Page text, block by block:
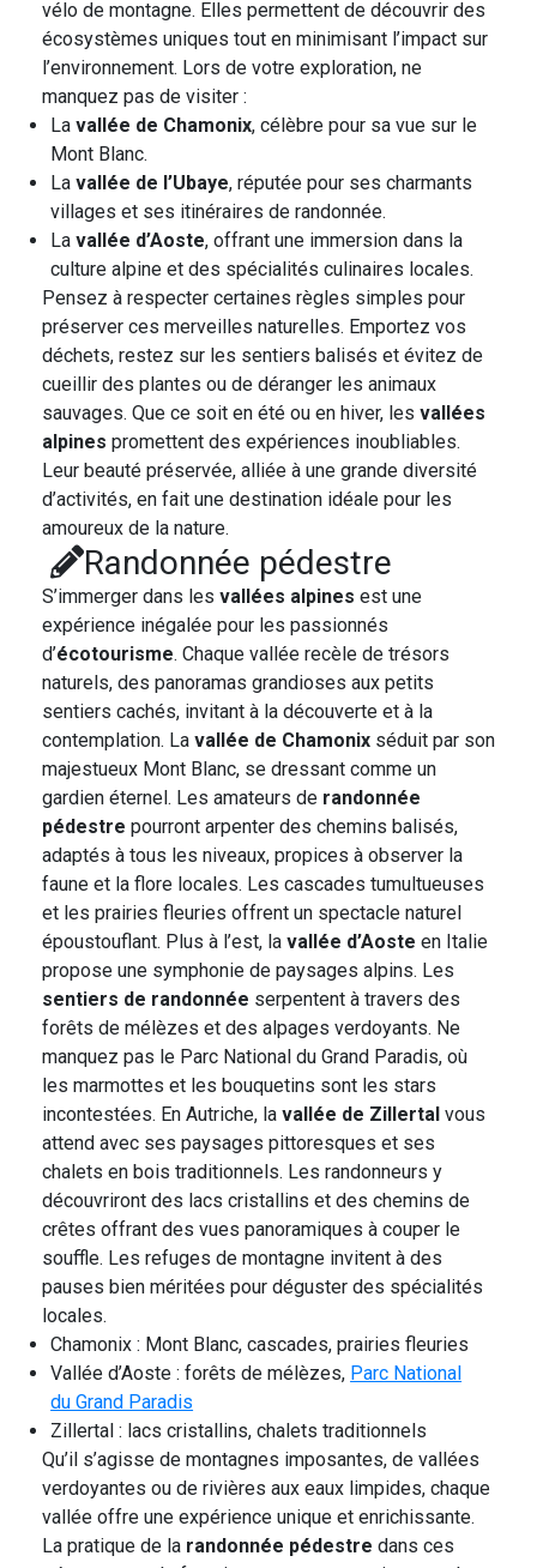
vélo de montagne. Elles permettent de découvrir des
écosystèmes uniques tout en minimisant l’impact sur
l’environnement. Lors de votre exploration, ne
manquez pas de visiter :
Lavallée de Chamonix, célèbre pour sa vue sur le
Mont Blanc.
Lavallée de l’Ubaye, réputée pour ses charmants
villages et ses itinéraires de randonnée.
Lavallée d’Aoste, offrant une immersion dans la
culture alpine et des spécialités culinaires locales.
Pensez à respecter certaines règles simples pour
préserver ces merveilles naturelles. Emportez vos
déchets, restez sur les sentiers balisés et évitez de
cueillir des plantes ou de déranger les animaux
sauvages. Que ce soit en été ou en hiver, les vallées
alpines promettent des expériences inoubliables.
Leur beauté préservée, alliée à une grande diversité
d’activités, en fait une destination idéale pour les
amoureux de la nature.
Randonnée pédestre
S’immerger dans les vallées alpines est une
expérience inégalée pour les passionnés
d’écotourisme. Chaque vallée recèle de trésors
naturels, des panoramas grandioses aux petits
sentiers cachés, invitant à la découverte et à la
contemplation. La vallée de Chamonixséduit par son
majestueux Mont Blanc, se dressant comme un
gardien éternel. Les amateurs de randonnée
pédestre pourront arpenter des chemins balisés,
adaptés à tous les niveaux, propices à observer la
faune et la flore locales. Les cascades tumultueuses
et les prairies fleuries offrent un spectacle naturel
époustouflant. Plus à l’est, la vallée d’Aoste en Italie
propose une symphonie de paysages alpins. Les
sentiers de randonnée serpentent à travers des
forêts de mélèzes et des alpages verdoyants. Ne
manquez pas le Parc National du Grand Paradis, où
les marmottes et les bouquetins sont les stars
incontestées. En Autriche, la vallée de Zillertalvous
attend avec ses paysages pittoresques et ses
chalets en bois traditionnels. Les randonneurs y
découvriront des lacs cristallins et des chemins de
crêtes offrant des vues panoramiques à couper le
souffle. Les refuges de montagne invitent à des
pauses bien méritées pour déguster des spécialités
locales.
Chamonix : Mont Blanc, cascades, prairies fleuries
Vallée d’Aoste : forêts de mélèzes, Parc National
du Grand Paradis
Zillertal : lacs cristallins, chalets traditionnels
Qu’il s’agisse de montagnes imposantes, de vallées
verdoyantes ou de rivières aux eaux limpides, chaque
vallée offre une expérience unique et enrichissante.
La pratique de la randonnée pédestre dans ces